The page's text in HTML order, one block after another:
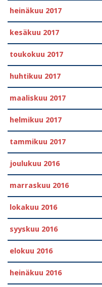
heinäkuu 2017
kesäkuu 2017
toukokuu 2017
huhtikuu 2017
maaliskuu 2017
helmikuu 2017
tammikuu 2017
joulukuu 2016
marraskuu 2016
lokakuu 2016
syyskuu 2016
elokuu 2016
heinäkuu 2016